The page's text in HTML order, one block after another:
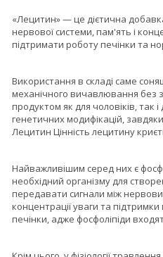
«Лецитин» — це дієтична
нервової системи, пам'ять і
підтримати роботу печінки та
Використання в складі саме
механічного вичавлювання без
продуктом як для чоловіків, так
генетичних модифікацій,
Лецитин Цінність лецитину
Найважливішим серед них є
необхідний організму для
передавати сигнали між
концентрації уваги та
печінки, адже фосфоліпіди